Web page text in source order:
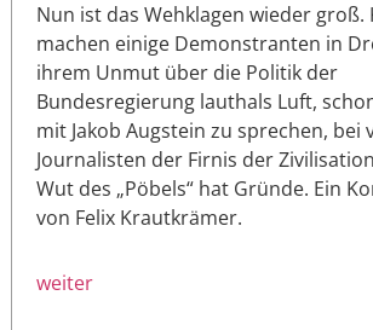
Nun ist das Wehklagen wieder groß.
machen einige Demonstranten in
ihrem Unmut über die Politik der
Bundesregierung lauthals Luft,
mit Jakob Augstein zu sprechen, bei
Journalisten der Firnis der
Wut des „Pöbels“ hat Gründe. Ein
von Felix Krautkrämer.
weiter